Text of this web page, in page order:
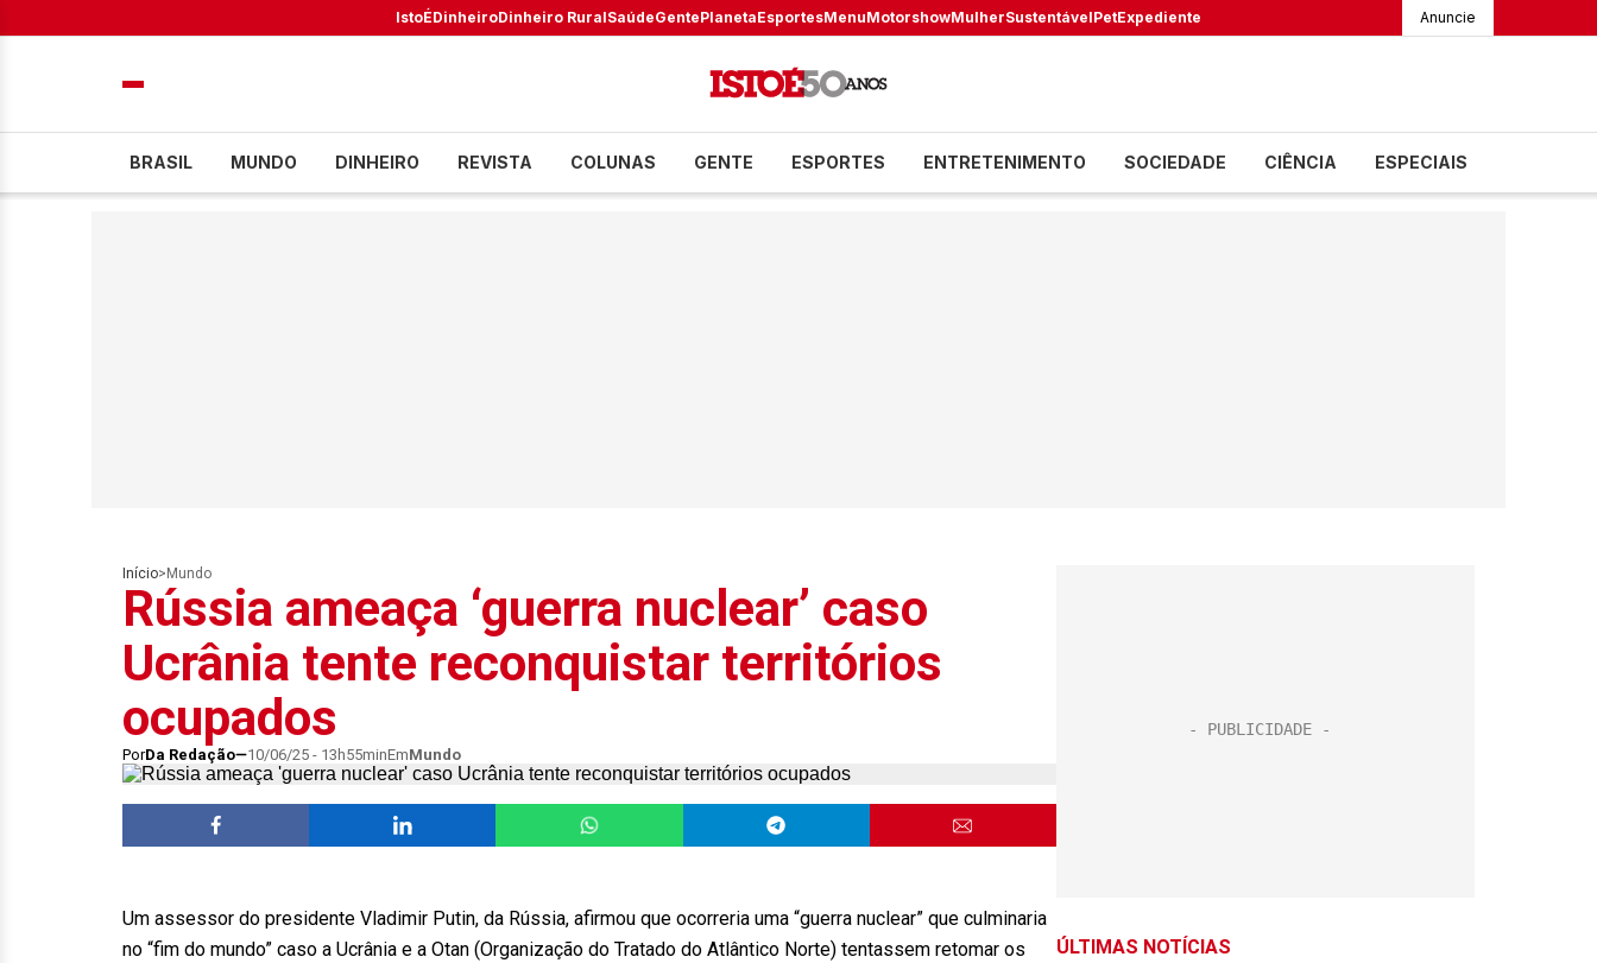
IstoÉDinheiroDinheiro RuralSaúdeGentePlanetaEsportesMenuMotorshowMulherSustentávelPetExpediente Anuncie
BRASIL MUNDO DINHEIRO REVISTA COLUNAS GENTE ESPORTES ENTRETENIMENTO SOCIEDADE CIÊNCIA ESPECIAIS
Início> Mundo
Rússia ameaça ‘guerra nuclear’ caso
Ucrânia tente reconquistar territórios
ocupados
PorDa Redação 10/06/25 - 13h55minEmMundo
Um assessor do presidente Vladimir Putin, da Rússia, afirmou que ocorreria uma “guerra nuclear” que culminaria
no “fim do mundo” caso a Ucrânia e a Otan (Organização do Tratado do Atlântico Norte) tentassem retomar os